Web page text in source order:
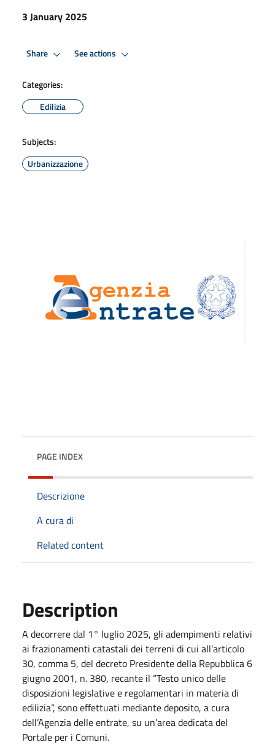
3 January 2025
Share See actions
Categories:
Edilizia
Subjects:
Urbanizzazione
PAGE INDEX
Descrizione
A cura di
Related content
Description
A decorrere dal 1° luglio 2025, gli adempimenti relativi
ai frazionamenti catastali dei terreni di cui all’articolo
30, comma 5, del decreto Presidente della Repubblica 6
giugno 2001, n. 380, recante il “Testo unico delle
disposizioni legislative e regolamentari in materia di
edilizia”, sono effettuati mediante deposito, a cura
dell’Agenzia delle entrate, su un’area dedicata del
Portale per i Comuni.